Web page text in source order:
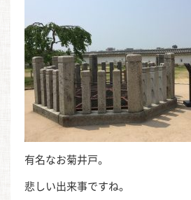
有名なお菊井戸。
悲しい出来事ですね。